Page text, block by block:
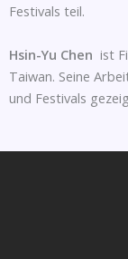
Festivals teil.
Hsin-Yu Chen ist
Taiwan. Seine
und Festivals